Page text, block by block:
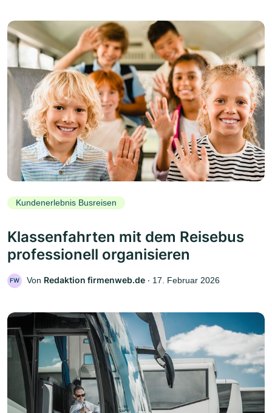
Kundenerlebnis Busreisen
Klassenfahrten mit dem Reisebus
professionell organisieren
FW Von Redaktion firmenweb.de ‧ 17. Februar 2026